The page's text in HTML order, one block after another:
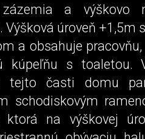
zázemia a výškovo
Výšková úroveň +1,5m
a obsahuje
kúpeľňu s toaletou.
tejto časti domu
schodiskovým
ktorá na výškovej